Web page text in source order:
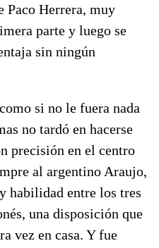
Paco Herrera, muy
parte y luego se
sin ningún
si no le fuera nada
no tardó en hacerse
precisión en el centro
al argentino Araujo,
habilidad entre los tres
una disposición que
vez en casa. Y fue